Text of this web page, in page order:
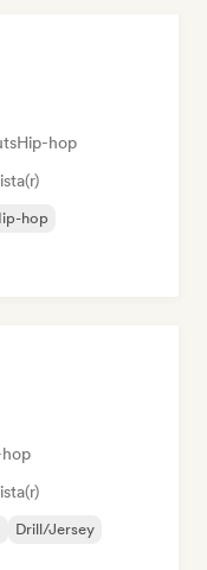
Hip-hop
hop
Drill/Jersey